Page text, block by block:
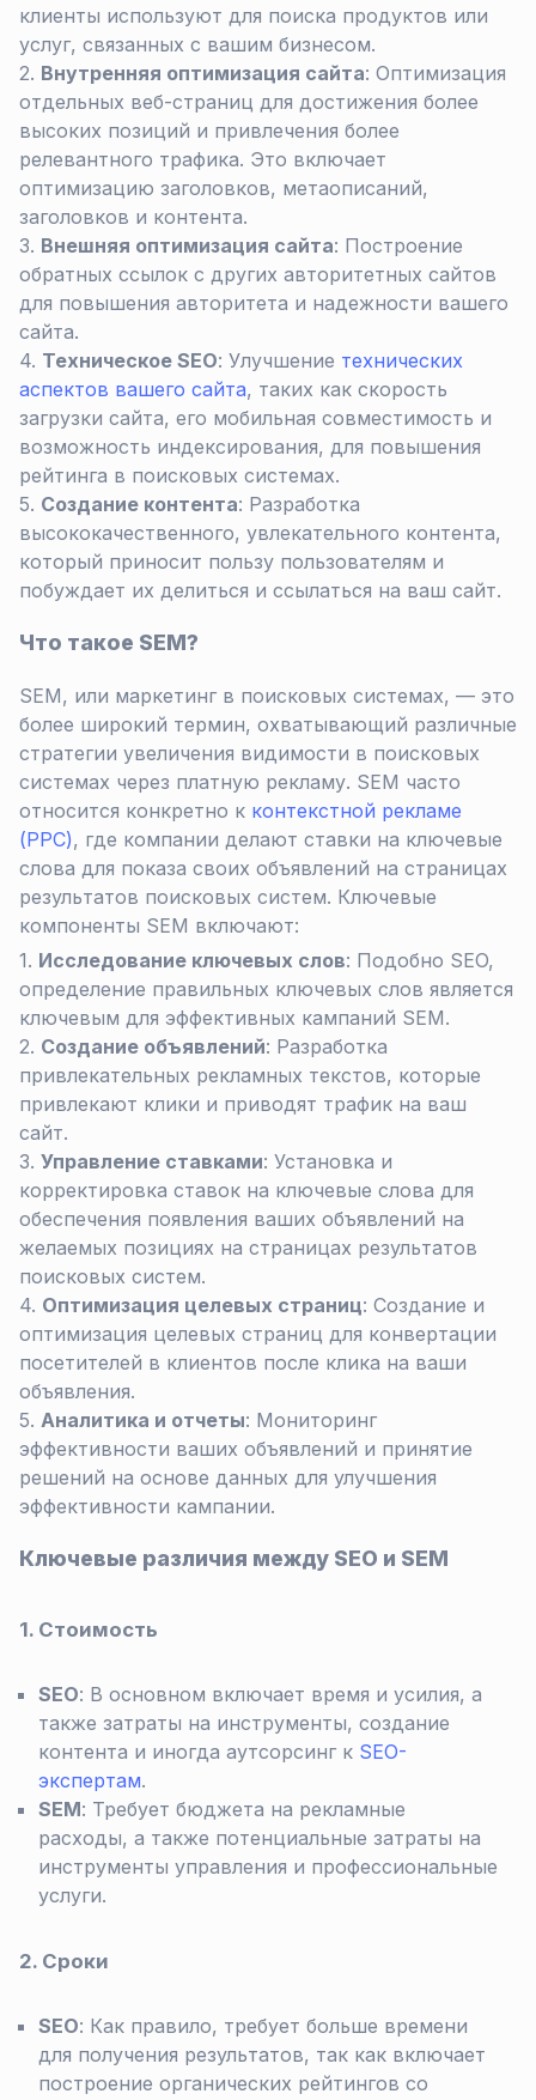
клиенты используют для поиска продуктов или
услуг, связанных с вашим бизнесом.
Внутренняя оптимизация сайта: Оптимизация
отдельных веб-страниц для достижения более
высоких позиций и привлечения более
релевантного трафика. Это включает
оптимизацию заголовков, метаописаний,
заголовков и контента.
Внешняя оптимизация сайта: Построение
обратных ссылок с других авторитетных сайтов
для повышения авторитета и надежности вашего
сайта.
Техническое SEO: Улучшение технических
аспектов вашего сайта, таких как скорость
загрузки сайта, его мобильная совместимость и
возможность индексирования, для повышения
рейтинга в поисковых системах.
Создание контента: Разработка
высококачественного, увлекательного контента,
который приносит пользу пользователям и
побуждает их делиться и ссылаться на ваш сайт.
Что такое SEM?
SEM, или маркетинг в поисковых системах, — это
более широкий термин, охватывающий различные
стратегии увеличения видимости в поисковых
системах через платную рекламу. SEM часто
относится конкретно к контекстной рекламе
(PPC), где компании делают ставки на ключевые
слова для показа своих объявлений на страницах
результатов поисковых систем. Ключевые
компоненты SEM включают:
Исследование ключевых слов: Подобно SEO,
определение правильных ключевых слов является
ключевым для эффективных кампаний SEM.
Создание объявлений: Разработка
привлекательных рекламных текстов, которые
привлекают клики и приводят трафик на ваш
сайт.
Управление ставками: Установка и
корректировка ставок на ключевые слова для
обеспечения появления ваших объявлений на
желаемых позициях на страницах результатов
поисковых систем.
Оптимизация целевых страниц: Создание и
оптимизация целевых страниц для конвертации
посетителей в клиентов после клика на ваши
объявления.
Аналитика и отчеты: Мониторинг
эффективности ваших объявлений и принятие
решений на основе данных для улучшения
эффективности кампании.
Ключевые различия между SEO и SEM
1. Стоимость
SEO: В основном включает время и усилия, а
также затраты на инструменты, создание
контента и иногда аутсорсинг к SEO-
экспертам.
SEM: Требует бюджета на рекламные
расходы, а также потенциальные затраты на
инструменты управления и профессиональные
услуги.
2. Сроки
SEO: Как правило, требует больше времени
для получения результатов, так как включает
построение органических рейтингов со